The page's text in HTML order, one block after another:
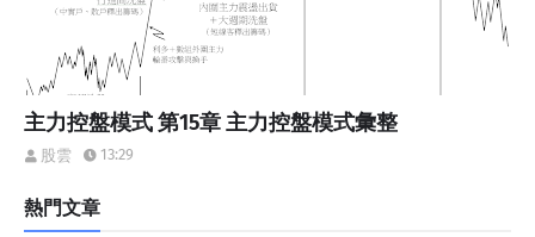
主力控盤模式 第15章 主力控盤模式彙整
股雲 13:29
熱門文章